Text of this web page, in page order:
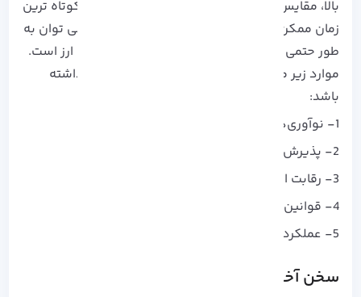
بالا، مقایس پذیری، امنیت و انجام تراکنش ها در کوتاه ترین
زمان ممکن نظر مخاطبان را به خود جلب کند. اما می توان به
طور حتمی اعلام کرد که چه آینده ای در انتظار این ارز است.
موارد زیر می تواند نقش مهمی در آینده این ارز داشته
باشد:
1- نوآوری‌های فناوری
2- پذیرش بازار
3- رقابت ارز های دیجیتال
4- قوانین و مقررات
5- عملکرد بازار و تقاضا
سخن آخر